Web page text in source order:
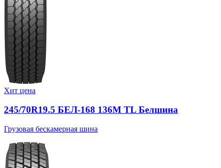
Хит цена
245/70R19.5 БЕЛ-168 136M TL Белшина
Грузовая бескамерная шина